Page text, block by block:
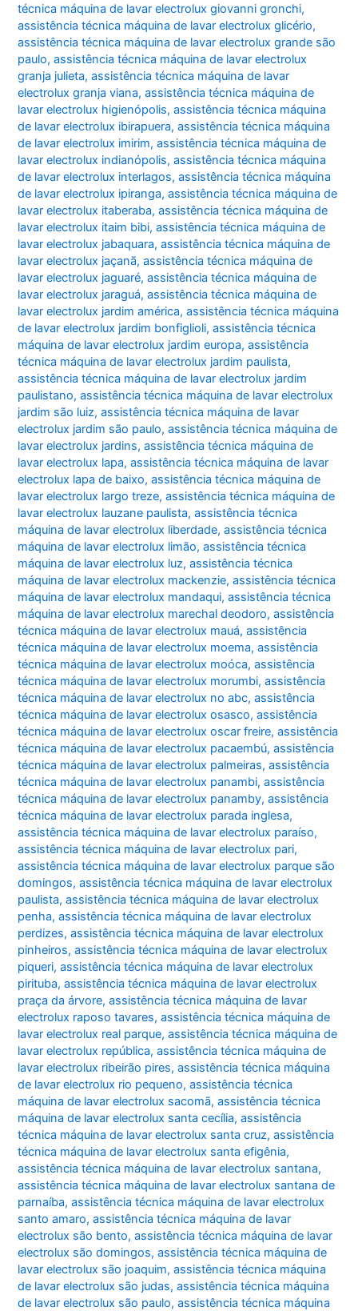
técnica máquina de lavar electrolux giovanni gronchi,
assistência técnica máquina de lavar electrolux glicério,
assistência técnica máquina de lavar electrolux grande são
paulo,assistência técnica máquina de lavar electrolux
granja julieta,assistência técnica máquina de lavar
electrolux granja viana,assistência técnica máquina de
lavar electrolux higienópolis,assistência técnica máquina
de lavar electrolux ibirapuera,assistência técnica máquina
de lavar electrolux imirim,assistência técnica máquina de
lavar electrolux indianópolis,assistência técnica máquina
de lavar electrolux interlagos,assistência técnica máquina
de lavar electrolux ipiranga,assistência técnica máquina de
lavar electrolux itaberaba,assistência técnica máquina de
lavar electrolux itaim bibi,assistência técnica máquina de
lavar electrolux jabaquara,assistência técnica máquina de
lavar electrolux jaçanã,assistência técnica máquina de
lavar electrolux jaguaré,assistência técnica máquina de
lavar electrolux jaraguá,assistência técnica máquina de
lavar electrolux jardim américa,assistência técnica máquina
de lavar electrolux jardim bonfiglioli,assistência técnica
máquina de lavar electrolux jardim europa,assistência
técnica máquina de lavar electrolux jardim paulista,
assistência técnica máquina de lavar electrolux jardim
paulistano,assistência técnica máquina de lavar electrolux
jardim são luiz,assistência técnica máquina de lavar
electrolux jardim são paulo,assistência técnica máquina de
lavar electrolux jardins,assistência técnica máquina de
lavar electrolux lapa,assistência técnica máquina de lavar
electrolux lapa de baixo,assistência técnica máquina de
lavar electrolux largo treze,assistência técnica máquina de
lavar electrolux lauzane paulista,assistência técnica
máquina de lavar electrolux liberdade,assistência técnica
máquina de lavar electrolux limão,assistência técnica
máquina de lavar electrolux luz,assistência técnica
máquina de lavar electrolux mackenzie,assistência técnica
máquina de lavar electrolux mandaqui,assistência técnica
máquina de lavar electrolux marechal deodoro,assistência
técnica máquina de lavar electrolux mauá,assistência
técnica máquina de lavar electrolux moema,assistência
técnica máquina de lavar electrolux moóca,assistência
técnica máquina de lavar electrolux morumbi,assistência
técnica máquina de lavar electrolux no abc,assistência
técnica máquina de lavar electrolux osasco,assistência
técnica máquina de lavar electrolux oscar freire,assistência
técnica máquina de lavar electrolux pacaembú,assistência
técnica máquina de lavar electrolux palmeiras,assistência
técnica máquina de lavar electrolux panambi,assistência
técnica máquina de lavar electrolux panamby,assistência
técnica máquina de lavar electrolux parada inglesa,
assistência técnica máquina de lavar electrolux paraíso,
assistência técnica máquina de lavar electrolux pari,
assistência técnica máquina de lavar electrolux parque são
domingos,assistência técnica máquina de lavar electrolux
paulista,assistência técnica máquina de lavar electrolux
penha,assistência técnica máquina de lavar electrolux
perdizes,assistência técnica máquina de lavar electrolux
pinheiros,assistência técnica máquina de lavar electrolux
piqueri,assistência técnica máquina de lavar electrolux
pirituba,assistência técnica máquina de lavar electrolux
praça da árvore,assistência técnica máquina de lavar
electrolux raposo tavares,assistência técnica máquina de
lavar electrolux real parque,assistência técnica máquina de
lavar electrolux república,assistência técnica máquina de
lavar electrolux ribeirão pires,assistência técnica máquina
de lavar electrolux rio pequeno,assistência técnica
máquina de lavar electrolux sacomã,assistência técnica
máquina de lavar electrolux santa cecília,assistência
técnica máquina de lavar electrolux santa cruz,assistência
técnica máquina de lavar electrolux santa efigênia,
assistência técnica máquina de lavar electrolux santana,
assistência técnica máquina de lavar electrolux santana de
parnaíba,assistência técnica máquina de lavar electrolux
santo amaro,assistência técnica máquina de lavar
electrolux são bento,assistência técnica máquina de lavar
electrolux são domingos,assistência técnica máquina de
lavar electrolux são joaquim,assistência técnica máquina
de lavar electrolux são judas,assistência técnica máquina
de lavar electrolux são paulo,assistência técnica máquina